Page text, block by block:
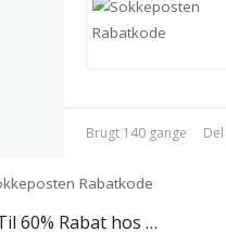
Brugt 140 gange Del
Op Til 60% Rabat hos Sokkeposten